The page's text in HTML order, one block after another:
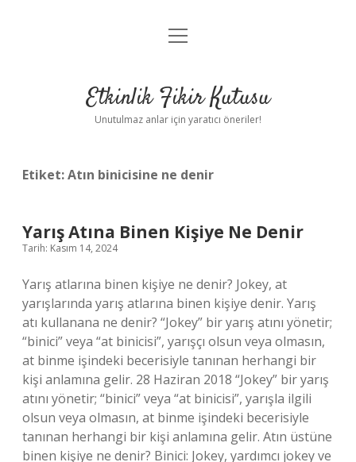
Anasayfa
Yasal Uyarı
menüyü
Etkinlik Fikir Kutusu
Unutulmaz anlar için yaratıcı öneriler!
Etiket:Atın binicisine ne denir
Yarış Atına Binen Kişiye Ne Denir
Tarih: Kasım 14, 2024
Yarış atlarına binen kişiye ne denir? Jokey, at
yarışlarında yarış atlarına binen kişiye denir. Yarış
atı kullanana ne denir? “Jokey” bir yarış atını yönetir;
“binici” veya “at binicisi”, yarışçı olsun veya olmasın,
at binme işindeki becerisiyle tanınan herhangi bir
kişi anlamına gelir. 28 Haziran 2018 “Jokey” bir yarış
atını yönetir; “binici” veya “at binicisi”, yarışla ilgili
olsun veya olmasın, at binme işindeki becerisiyle
tanınan herhangi bir kişi anlamına gelir. Atın üstüne
binen kişiye ne denir? Binici: Jokey, yardımcı jokey ve